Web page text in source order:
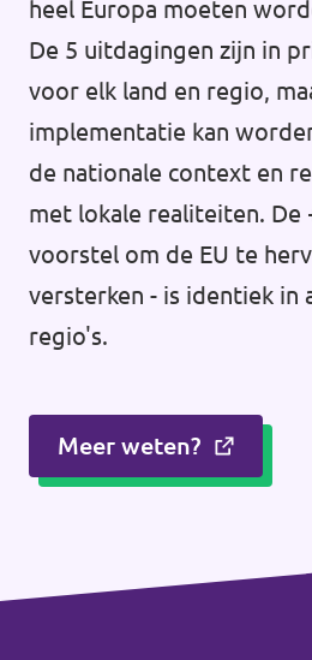
heel Europa moeten
De 5 uitdagingen zijn in
voor elk land en regio,
implementatie kan
de nationale context en
met lokale realiteiten. De
voorstel om de EU te
versterken - is identiek in
regio's.
Meer weten?